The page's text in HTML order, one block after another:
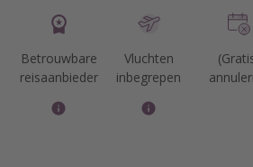
Betrouwbare
reisaanbieder
Vluchten
inbegrepen